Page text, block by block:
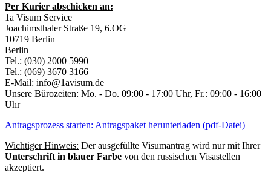
Per Kurier abschicken an:
1a Visum Service
Joachimsthaler Straße 19, 6.OG
10719 Berlin
Berlin
Tel.: (030) 2000 5990
Tel.: (069) 3670 3166
E-Mail: info@1avisum.de
Unsere Bürozeiten: Mo. - Do. 09:00 - 17:00 Uhr, Fr.: 09:00 - 16:00
Uhr
Antragsprozess starten: Antragspaket herunterladen (pdf-Datei)
Wichtiger Hinweis: Der ausgefüllte Visumantrag wird nur mit Ihrer
Unterschrift in blauer Farbe von den russischen Visastellen
akzeptiert.